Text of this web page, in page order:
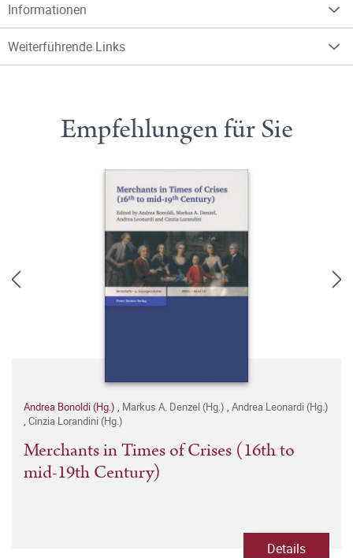
Informationen
Weiterführende Links
Empfehlungen für Sie
Andrea Bonoldi (Hg.) , Markus A. Denzel (Hg.) , Andrea Leonardi (Hg.)
, Cinzia Lorandini (Hg.)
Merchants in Times of Crises (16th to
mid-19th Century)
Details